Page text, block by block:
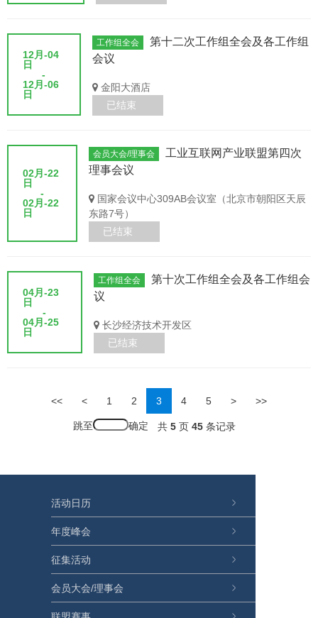
12月-04
日
-
12月-06
日
工作组全会
第十二次工作组全会及各工作组
会议
金阳大酒店
已结束
02月-22
日
-
02月-22
日
会员大会/理事会
工业互联网产业联盟第四次
理事会议
国家会议中心309AB会议室（北京市朝阳区天辰
东路7号）
已结束
04月-23
日
-
04月-25
日
工作组全会
第十次工作组全会及各工作组会
议
长沙经济技术开发区
已结束
<< < 1 2 3 4 5 > >>
跳至 共5 页 45条记录
活动日历
年度峰会
征集活动
会员大会/理事会